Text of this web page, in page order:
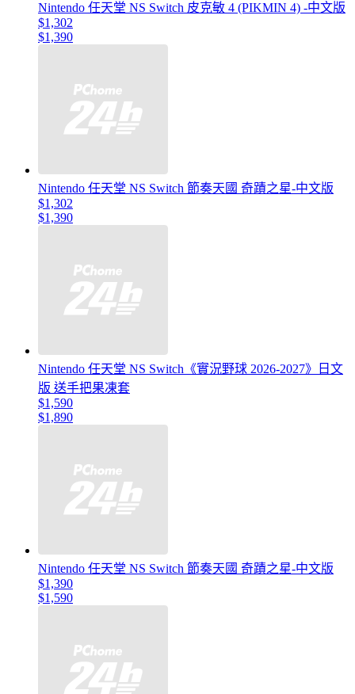
Nintendo 任天堂 NS Switch 皮克敏 4 (PIKMIN 4) -中文版
$1,302
$1,390
Nintendo 任天堂 NS Switch 節奏天國 奇蹟之星-中文版
$1,302
$1,390
Nintendo 任天堂 NS Switch《實況野球 2026-2027》日文
版 送手把果凍套
$1,590
$1,890
Nintendo 任天堂 NS Switch 節奏天國 奇蹟之星-中文版
$1,390
$1,590